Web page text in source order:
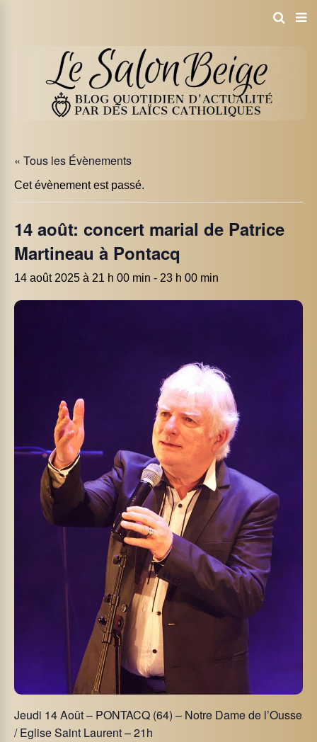
« Tous les Évènements
Cet évènement est passé.
14 août: concert marial de Patrice
Martineau à Pontacq
14 août 2025 à 21 h 00 min - 23 h 00 min
Jeudi 14 Août – PONTACQ (64) – Notre Dame de l’Ousse
/ Eglise Saint Laurent – 21h